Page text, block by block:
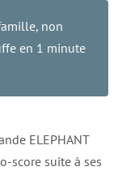
non
en 1 minute
ELEPHANT
score suite à ses